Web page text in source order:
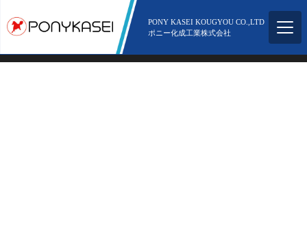
PONY KASEI KOUGYOU CO.,LTD
ポニー化成工業株式会社
所在地 〒578-0943 大阪府東大阪市若江南町5丁目2-51
Copyright ©︎ 2021 Pony Kasei Inc. All Rights Reserved.